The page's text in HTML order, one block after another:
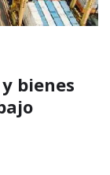
bienes